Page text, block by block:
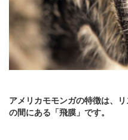
アメリカモモンガの特徴は、
の間にある「飛膜」です。